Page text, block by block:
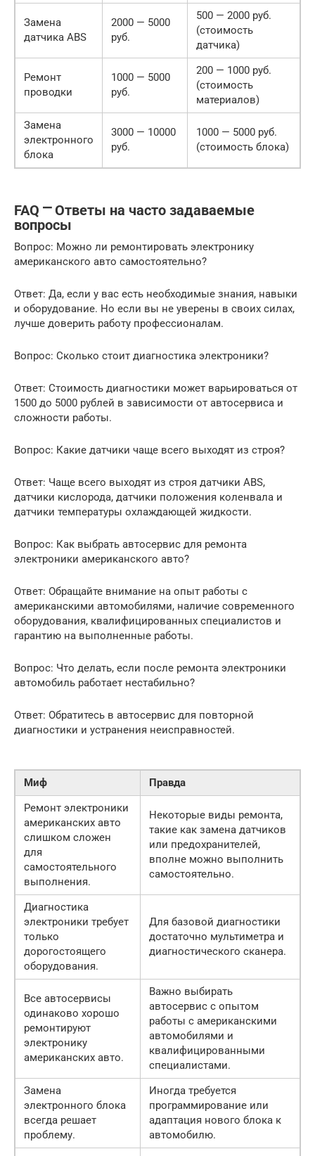
Замена
датчика ABS
2000 — 5000
руб.
500 — 2000 руб.
(стоимость
датчика)
Ремонт
проводки
1000 — 5000
руб.
200 — 1000 руб.
(стоимость
материалов)
Замена
электронного
блока
3000 — 10000
руб.
1000 — 5000 руб.
(стоимость блока)
FAQ ⎻ Ответы на часто задаваемые
вопросы
Вопрос: Можно ли ремонтировать электронику
американского авто самостоятельно?
Ответ: Да, если у вас есть необходимые знания, навыки
и оборудование. Но если вы не уверены в своих силах,
лучше доверить работу профессионалам.
Вопрос: Сколько стоит диагностика электроники?
Ответ: Стоимость диагностики может варьироваться от
1500 до 5000 рублей в зависимости от автосервиса и
сложности работы.
Вопрос: Какие датчики чаще всего выходят из строя?
Ответ: Чаще всего выходят из строя датчики ABS,
датчики кислорода, датчики положения коленвала и
датчики температуры охлаждающей жидкости.
Вопрос: Как выбрать автосервис для ремонта
электроники американского авто?
Ответ: Обращайте внимание на опыт работы с
американскими автомобилями, наличие современного
оборудования, квалифицированных специалистов и
гарантию на выполненные работы.
Вопрос: Что делать, если после ремонта электроники
автомобиль работает нестабильно?
Ответ: Обратитесь в автосервис для повторной
диагностики и устранения неисправностей.
Миф
Правда
Ремонт электроники
американских авто
слишком сложен
для
самостоятельного
выполнения.
Некоторые виды ремонта,
такие как замена датчиков
или предохранителей,
вполне можно выполнить
самостоятельно.
Диагностика
электроники требует
только
дорогостоящего
оборудования.
Для базовой диагностики
достаточно мультиметра и
диагностического сканера.
Все автосервисы
одинаково хорошо
ремонтируют
электронику
американских авто.
Важно выбирать
автосервис с опытом
работы с американскими
автомобилями и
квалифицированными
специалистами.
Замена
электронного блока
всегда решает
проблему.
Иногда требуется
программирование или
адаптация нового блока к
автомобилю.